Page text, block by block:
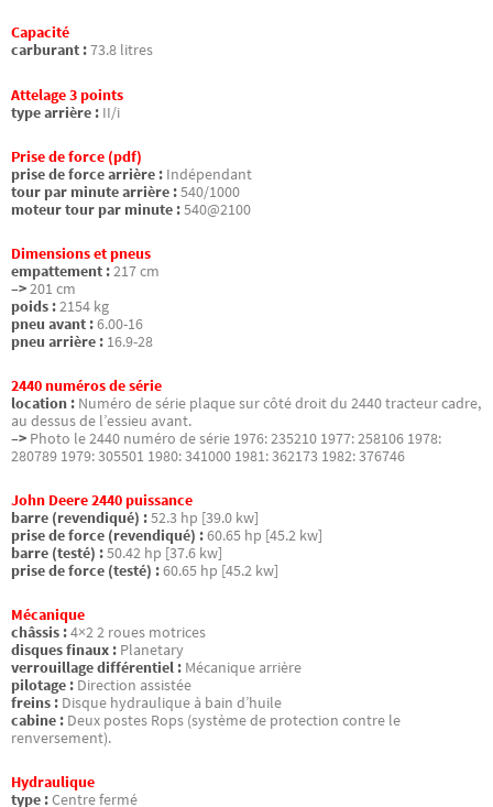
Capacité
carburant :73.8 litres
Attelage 3 points
type arrière : II/i
Prise de force (pdf)
prise de force arrière : Indépendant
tour par minute arrière :540/1000
moteur tour par minute :540@2100
Dimensions et pneus
empattement :217 cm
–>201 cm
poids :2154 kg
pneu avant :6.00-16
pneu arrière : 16.9-28
2440 numéros de série
location : Numéro de série plaque sur côté droit du 2440 tracteur cadre,
au dessus de l’essieu avant.
–> Photo le 2440 numéro de série 1976: 235210 1977: 258106 1978:
280789 1979: 305501 1980: 341000 1981: 362173 1982: 376746
John Deere 2440 puissance
barre (revendiqué) :52.3 hp [39.0 kw]
prise de force (revendiqué) :60.65 hp [45.2 kw]
barre (testé) :50.42 hp [37.6 kw]
prise de force (testé) :60.65 hp [45.2 kw]
Mécanique
châssis :4×2 2 roues motrices
disques finaux : Planetary
verrouillage différentiel : Mécanique arrière
pilotage : Direction assistée
freins : Disque hydraulique à bain d’huile
cabine : Deux postes Rops (système de protection contre le
renversement).
Hydraulique
type :Centre fermé